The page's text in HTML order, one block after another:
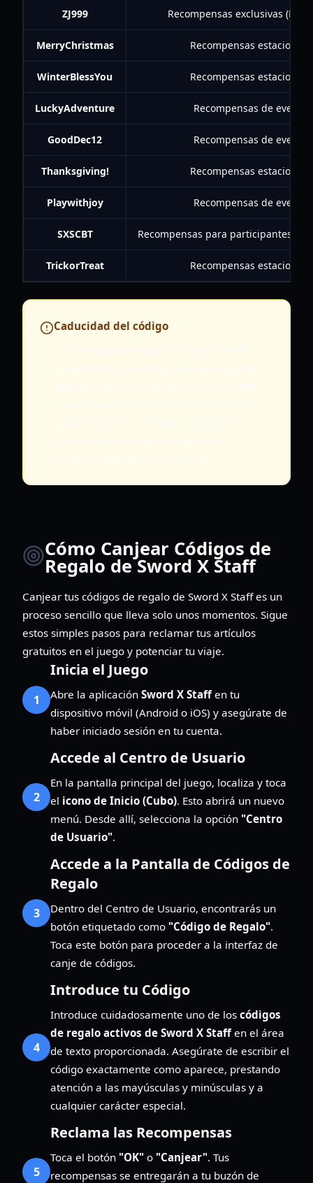
ZJ999 Recompensas exclusivas
MerryChristmas Recompensas
WinterBlessYou Recompensas
LuckyAdventure Recompensas de
GoodDec12 Recompensas de
Thanksgiving! Recompensas
Playwithjoy Recompensas de
SXSCBT Recompensas para participantes de
TrickorTreat Recompensas
Caducidad del código
Cómo Canjear Códigos de
Regalo de Sword X Staff
Canjear tus códigos de regalo de Sword X Staff es un
proceso sencillo que lleva solo unos momentos. Sigue
estos simples pasos para reclamar tus artículos
gratuitos en el juego y potenciar tu viaje.
1
Inicia el Juego
Abre la aplicación Sword X Staffen tu
dispositivo móvil (Android o iOS) y asegúrate de
haber iniciado sesión en tu cuenta.
2
Accede al Centro de Usuario
En la pantalla principal del juego, localiza y toca
el icono de Inicio (Cubo). Esto abrirá un nuevo
menú. Desde allí, selecciona la opción "Centro
de Usuario".
3
Accede a la Pantalla de Códigos de
Regalo
Dentro del Centro de Usuario, encontrarás un
botón etiquetado como "Código de Regalo".
Toca este botón para proceder a la interfaz de
canje de códigos.
4
Introduce tu Código
Introduce cuidadosamente uno de los códigos
de regalo activos de Sword X Staffen el área
de texto proporcionada. Asegúrate de escribir el
código exactamente como aparece, prestando
atención a las mayúsculas y minúsculas y a
cualquier carácter especial.
5
Reclama las Recompensas
Toca el botón "OK" o "Canjear". Tus
recompensas se entregarán a tu buzón de